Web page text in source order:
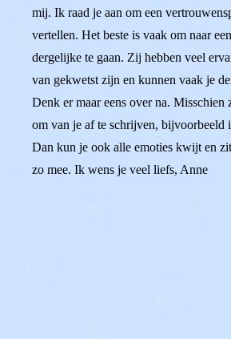
mij. Ik raad je aan om een
vertellen. Het beste is vaak om naar
dergelijke te gaan. Zij hebben veel
van gekwetst zijn en kunnen vaak je
Denk er maar eens over na. Misschien
om van je af te schrijven, bijvoorbeeld
Dan kun je ook alle emoties kwijt en
zo mee. Ik wens je veel liefs, Anne